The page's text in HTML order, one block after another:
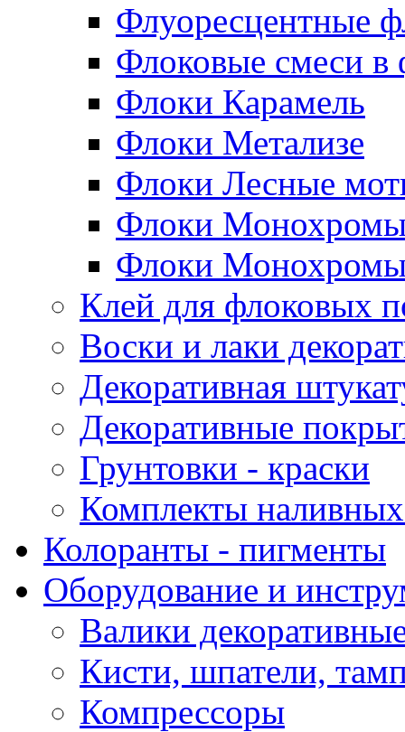
Флуоресцентные
Флоковые смеси в
Флоки Карамель
Флоки Метализе
Флоки Лесные
Флоки
Флоки Монохромы
Клей для флоковых
Воски и лаки
Декоративная
Декоративные
Грунтовки - краски
Комплекты
Колоранты - пигменты
Оборудование и
Валики
Кисти, шпатели,
Компрессоры